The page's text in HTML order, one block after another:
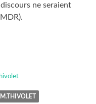
ne seraient